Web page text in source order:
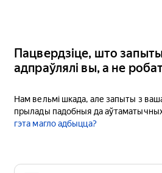
Пацвердзіце, што запыты
адпраўлялі вы, а не
Нам вельмі шкада, але запыты з
прылады падобныя да
гэта магло адбыцца?